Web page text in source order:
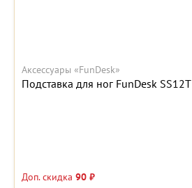
Аксессуары «FunDesk»
Подставка для ног FunDesk SS12T
Доп. скидка 90 ₽